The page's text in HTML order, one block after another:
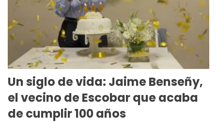
Un siglo de vida: Jaime Benseñy,
el vecino de Escobar que acaba
de cumplir 100 años